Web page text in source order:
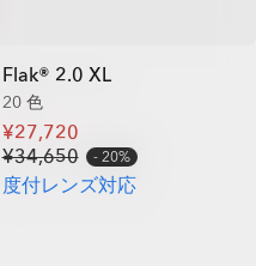
Flak® 2.0 XL
20 色
¥27,720
¥34,650
20%
度付レンズ対応